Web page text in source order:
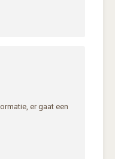
er gaat een